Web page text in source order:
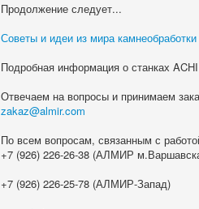
Продолжение следует...
Советы и идеи из мира
Подробная информация о станках
Отвечаем на вопросы и принимаем
zakaz@almir.com
По всем вопросам, связанным с
+7 (926) 226-26-38 (АЛМИР
+7 (926) 226-25-78 (АЛМИР-Запад)